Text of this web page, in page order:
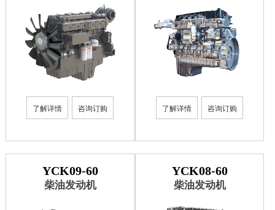
0775-3220350
24小时售后服务热线：
+86 95098
了解详情 咨询订购 了解详情 咨询订购
YCK09-60
柴油发动机
YCK08-60
柴油发动机